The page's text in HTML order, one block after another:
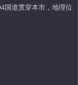
国道贯穿本市，地理位